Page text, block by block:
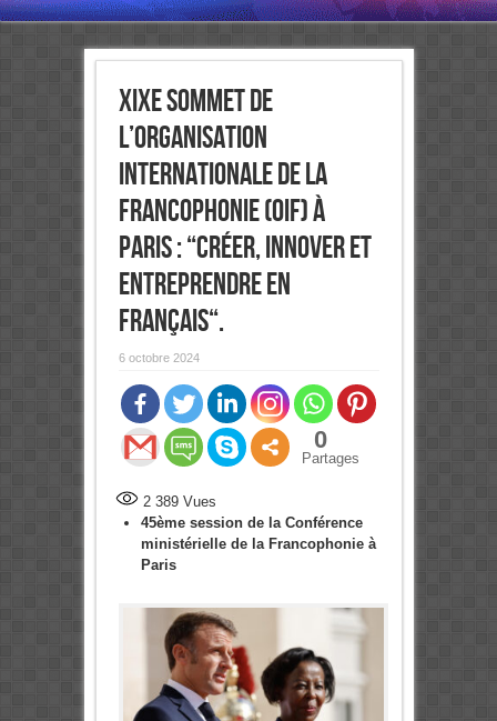
XIXe Sommet de
l’Organisation
internationale de la
Francophonie (OIF) à
Paris : “Créer, innover et
entreprendre en
français“.
6 octobre 2024
0
Partages
2 389Vues
45ème session de la Conférence
ministérielle de la Francophonie à
Paris